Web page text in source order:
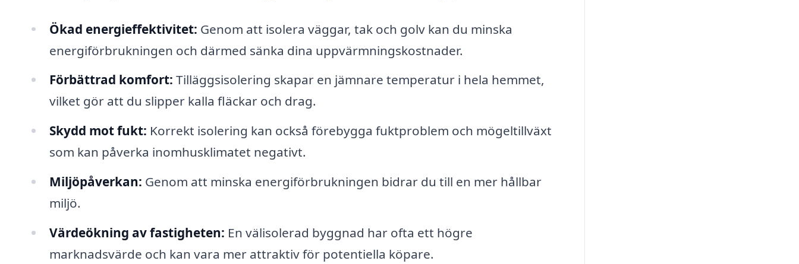
Ökad energieffektivitet: Genom att isolera väggar, tak och golv kan du minska
energiförbrukningen och därmed sänka dina uppvärmningskostnader.
Förbättrad komfort: Tilläggsisolering skapar en jämnare temperatur i hela hemmet,
vilket gör att du slipper kalla fläckar och drag.
Skydd mot fukt: Korrekt isolering kan också förebygga fuktproblem och mögeltillväxt
som kan påverka inomhusklimatet negativt.
Miljöpåverkan: Genom att minska energiförbrukningen bidrar du till en mer hållbar
miljö.
Värdeökning av fastigheten: En välisolerad byggnad har ofta ett högre
marknadsvärde och kan vara mer attraktiv för potentiella köpare.